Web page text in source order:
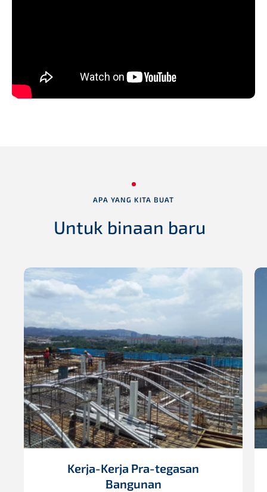
APA YANG KITA BUAT
Untuk binaan baru
Kerja-Kerja Pra-tegasan
Bangunan